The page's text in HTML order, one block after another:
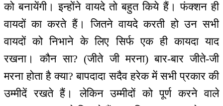
को बनायेंगी। इन्होंने वायदे तो बहुत किये हैं। फंक्शन ही
वायदों का करते हैं। जितने वायदे करती हो उन सभी
वायदों को निभाने के लिए सिर्फ एक ही कायदा याद
रखना। कौन सा? (जीते जी मरना) बार-बार जीते-जी
मरना होता है क्या? बापदादा सदैव हरेक में सभी प्रकार की
उम्मीदें रखते हैं। लेकिन उम्मीदों को पूर्ण करने वाले